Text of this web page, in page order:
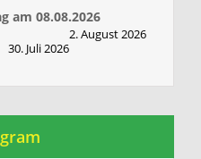
am 08.08.2026
2. August 2026
30. Juli 2026